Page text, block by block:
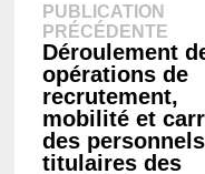
Navigation
de
l’article
PUBLICATION
PRÉCÉDENTE
Déroulement
opérations de
recrutement,
mobilité et
des personnels
titulaires des